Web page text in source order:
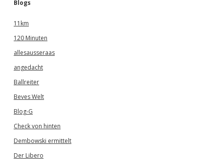
Blogs
11km
120 Minuten
allesausseraas
angedacht
Ballreiter
Beves Welt
Blog-G
Check von hinten
Dembowski ermittelt
Der Libero